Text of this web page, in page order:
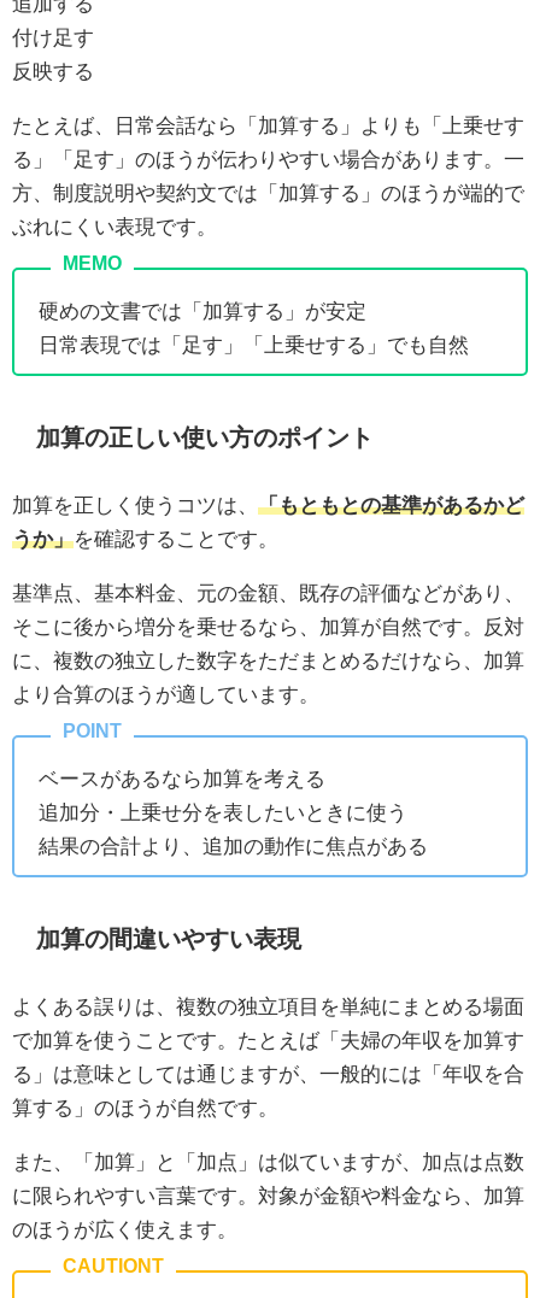
付け足す
反映する
たとえば、日常会話なら「加算する」よりも「上乗せす
る」「足す」のほうが伝わりやすい場合があります。一
方、制度説明や契約文では「加算する」のほうが端的で
ぶれにくい表現です。
硬めの文書では「加算する」が安定
日常表現では「足す」「上乗せする」でも自然
加算の正しい使い方のポイント
加算を正しく使うコツは、 「もともとの基準があるかど
うか」を確認することです。
基準点、基本料金、元の金額、既存の評価などがあり、
そこに後から増分を乗せるなら、加算が自然です。反対
に、複数の独立した数字をただまとめるだけなら、加算
より合算のほうが適しています。
ベースがあるなら加算を考える
追加分・上乗せ分を表したいときに使う
結果の合計より、追加の動作に焦点がある
加算の間違いやすい表現
よくある誤りは、複数の独立項目を単純にまとめる場面
で加算を使うことです。たとえば「夫婦の年収を加算す
る」は意味としては通じますが、一般的には「年収を合
算する」のほうが自然です。
また、「加算」と「加点」は似ていますが、加点は点数
に限られやすい言葉です。対象が金額や料金なら、加算
のほうが広く使えます。